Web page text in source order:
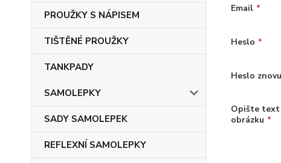
PROUŽKY S NÁPISEM
TIŠTĚNÉ PROUŽKY
TANKPADY
SAMOLEPKY
SADY SAMOLEPEK
REFLEXNÍ SAMOLEPKY
Email *
Heslo *
Heslo znovu
Opište text
obrázku *